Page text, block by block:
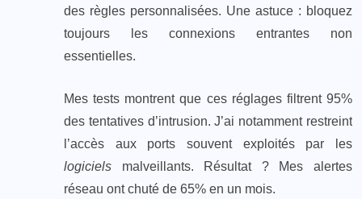
des règles personnalisées. Une astuce : bloquez
toujours les connexions entrantes non
essentielles.
Mes tests montrent que ces réglages filtrent 95%
des tentatives d’intrusion. J’ai notamment restreint
l’accès aux ports souvent exploités par les
logiciels malveillants. Résultat ? Mes alertes
réseau ont chuté de 65% en un mois.